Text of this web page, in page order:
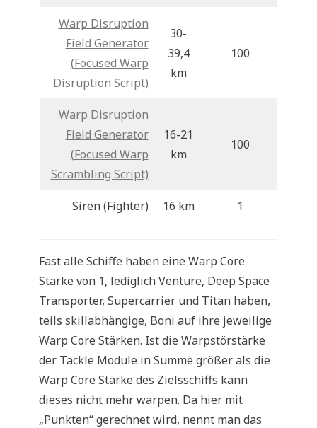
Warp Disruption
Field Generator
(Focused Warp
Disruption Script)
30-
39,4
km
100
Warp Disruption
Field Generator
(Focused Warp
Scrambling Script)
16-21
km
100
Siren (Fighter) 16 km 1
Fast alle Schiffe haben eine Warp Core
Stärke von 1, lediglich Venture, Deep Space
Transporter, Supercarrier und Titan haben,
teils skillabhängige, Boni auf ihre jeweilige
Warp Core Stärken. Ist die Warpstörstärke
der Tackle Module in Summe größer als die
Warp Core Stärke des Zielsschiffs kann
dieses nicht mehr warpen. Da hier mit
„Punkten“ gerechnet wird, nennt man das